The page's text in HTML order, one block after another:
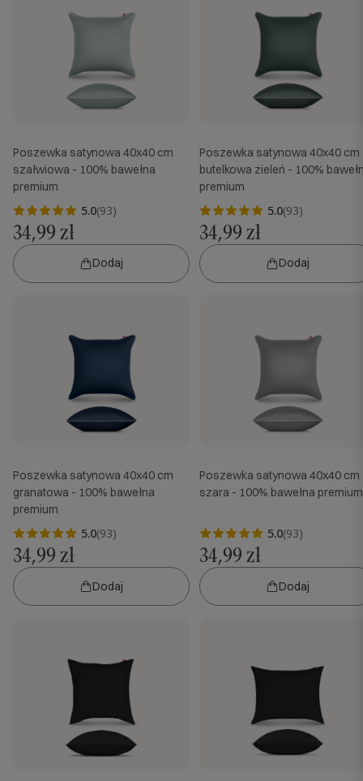
Poszewka satynowa 40x40 cm
szałwiowa - 100% bawełna
premium
5.0(93)
34,99 zł
Dodaj
Poszewka satynowa 40x40 cm
butelkowa zieleń - 100%
premium
5.0(93)
34,99 zł
Dodaj
Poszewka satynowa 40x40 cm
granatowa - 100% bawełna
premium
5.0(93)
34,99 zł
Dodaj
Poszewka satynowa 40x40 cm
szara - 100% bawełna premium
5.0(93)
34,99 zł
Dodaj